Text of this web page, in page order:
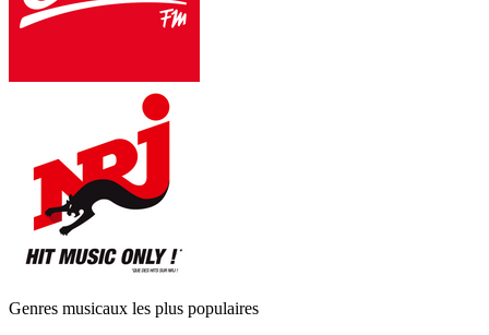
Genres musicaux les plus populaires